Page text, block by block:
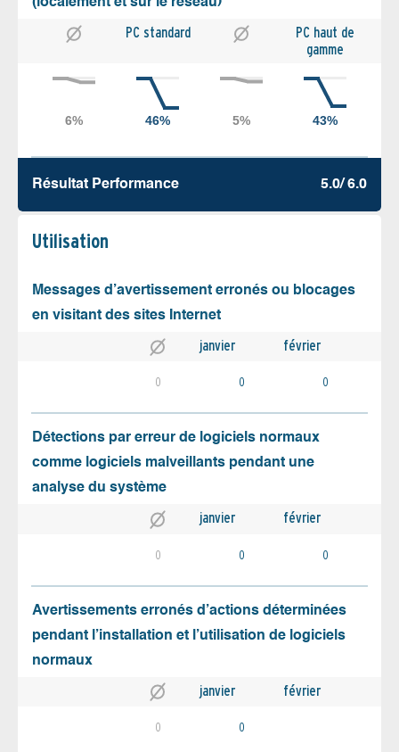
(localement et sur le réseau)
PC standard
PC haut de
gamme
Résultat Performance 5.0/ 6.0
Utilisation
Messages d’avertissement erronés ou blocages
en visitant des sites Internet
janvier février
0 0 0
Détections par erreur de logiciels normaux
comme logiciels malveillants pendant une
analyse du système
janvier février
0 0 0
Avertissements erronés d’actions déterminées
pendant l’installation et l’utilisation de logiciels
normaux
janvier février
0 0